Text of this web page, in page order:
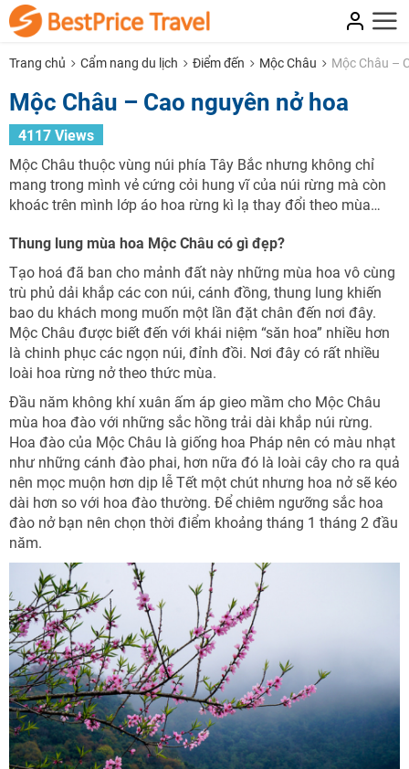
Trang chủ Cẩm nang du lịch Điểm đến Mộc Châu Mộc Châu –
Mộc Châu – Cao nguyên nở hoa
4117 Views
Mộc Châu thuộc vùng núi phía Tây Bắc nhưng không chỉ
mang trong mình vẻ cứng cỏi hung vĩ của núi rừng mà còn
khoác trên mình lớp áo hoa rừng kì lạ thay đổi theo mùa…
Thung lung mùa hoa Mộc Châu có gì đẹp?
Tạo hoá đã ban cho mảnh đất này những mùa hoa vô cùng
trù phủ dải khắp các con núi, cánh đồng, thung lung khiến
bao du khách mong muốn một lần đặt chân đến nơi đây.
Mộc Châu được biết đến với khái niệm “săn hoa” nhiều hơn
là chinh phục các ngọn núi, đỉnh đồi. Nơi đây có rất nhiều
loài hoa rừng nở theo thức mùa.
Đầu năm không khí xuân ấm áp gieo mầm cho Mộc Châu
mùa hoa đào với những sắc hồng trải dài khắp núi rừng.
Hoa đào của Mộc Châu là giống hoa Pháp nên có màu nhạt
như những cánh đào phai, hơn nữa đó là loài cây cho ra quả
nên mọc muộn hơn dịp lễ Tết một chút nhưng hoa nở sẽ kéo
dài hơn so với hoa đào thường. Để chiêm ngưỡng sắc hoa
đào nở bạn nên chọn thời điểm khoảng tháng 1 tháng 2 đầu
năm.